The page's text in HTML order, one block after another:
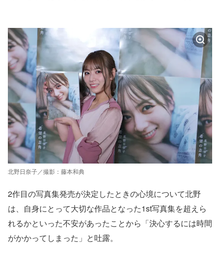
北野日奈子／撮影：藤本和典
2作目の写真集発売が決定したときの心境について北野
は、自身にとって大切な作品となった1st写真集を超えら
れるかといった不安があったことから「決心するには時間
がかかってしまった」と吐露。